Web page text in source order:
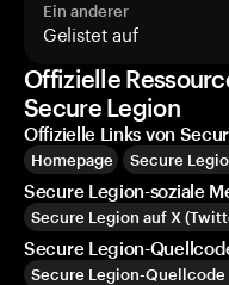
Ein anderer
Gelistet auf
Offizielle
Secure Legion
Offizielle Links von
Homepage Secure
Secure Legion-soziale
Secure Legion auf X
Secure Legion-
Secure Legion-Quellcode